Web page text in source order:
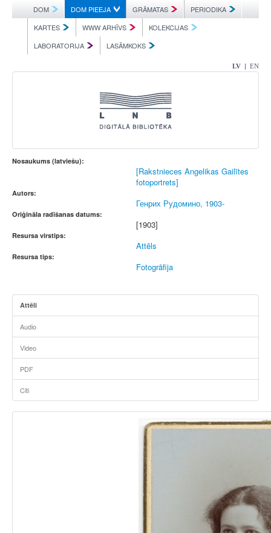
DOM DOM PIEEJA GRĀMATAS
PERIODIKA
KARTES
WWW ARHĪVS
KOLEKCIJAS
LABORATORIJA
LASĀMKOKS
LV | EN
Nosaukums (latviešu):
[Rakstnieces Angelikas Gailītes
fotoportrets]
Autors:
Генрих Рудомино, 1903-
Oriģināla radīšanas datums:
[1903]
Resursa virstips:
Attēls
Resursa tips:
Fotogrāfija
Attēli
Audio
Video
PDF
Citi